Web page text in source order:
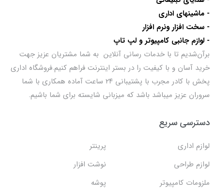
- ماشینهای اداری
- سخت افزار ونرم افزار
- لوازم جانبی کامپیوتر و لپ تاپ
برآن‌شدیم تا با خدمات رسانی آنلاین به شما مشتریان عزیز جهت
خرید آسان و با کیفیت را در بستر اینترنت فراهم کنیم.فروشگاه اداری
پخش با کادر مجرب با پشتیبانی ۲۴ ساعت آماده همکاری با شما
سروران عزیز میباشد باشد که میزبانی شایسته برای شما باشیم.
دسترسی سریع
لوازم اداری
پرینتر
لوازم طراحی
نوشت افزار
ملزومات کامپیوتر
پوشه